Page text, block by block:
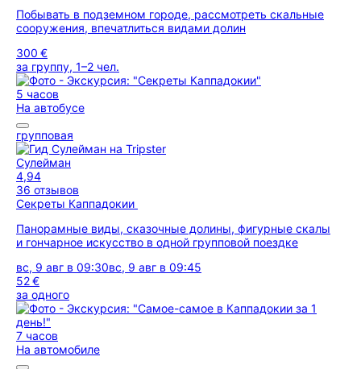
Побывать в подземном городе, рассмотреть скальные
сооружения, впечатлиться видами долин
300 €
за группу, 1–2 чел.
5 часов
На автобусе
групповая
Сулейман
4,94
36 отзывов
Секреты Каппадокии
Панорамные виды, сказочные долины, фигурные скалы
и гончарное искусство в одной групповой поездке
вс, 9 авг в 09:30вс, 9 авг в 09:45
52 €
за одного
7 часов
На автомобиле